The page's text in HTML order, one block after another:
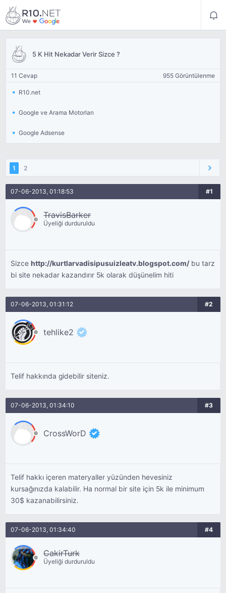
5 K Hit Nekadar Verir Sizce ?
11 Cevap 955 Görüntülenme
R10.net
Google ve Arama Motorları
Google Adsense
1 2
07-06-2013, 01:18:53 #1
TravisBarker
Üyeliği durduruldu
Sizcehttp://kurtlarvadisipusuizleatv.blogspot.com/ bu tarz
bi site nekadar kazandırır 5k olarak düşünelim hiti
07-06-2013, 01:31:12 #2
tehlike2
Telif hakkında gidebilir siteniz.
07-06-2013, 01:34:10 #3
CrossWorD
Telif hakkı içeren materyaller yüzünden hevesiniz
kursağınızda kalabilir. Ha normal bir site için 5k ile minimum
30$ kazanabilirsiniz.
07-06-2013, 01:34:40 #4
CakirTurk
Üyeliği durduruldu